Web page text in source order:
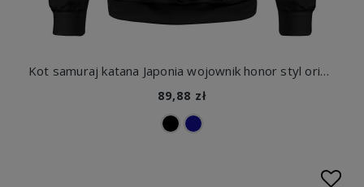
Kot samuraj katana Japonia wojownik honor styl orientalny sztuka walki klimat retro Męska bluza
89,88 zł